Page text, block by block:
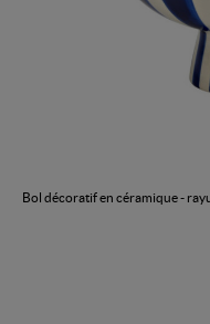
bol décoratif en céramique - rayures bleu et blanc 17 x 10 x 17 cm - 10043070 -